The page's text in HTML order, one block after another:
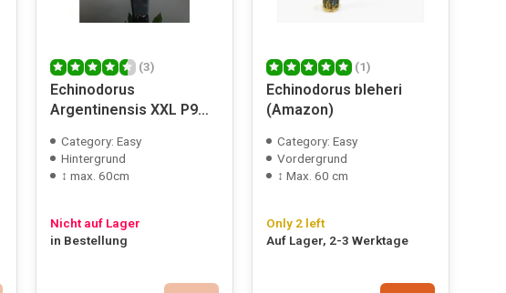
(3)
Echinodorus
Argentinensis XXL P9
Category: Easy
Hintergrund
↕ max. 60cm
Nicht auf Lager
in Bestellung
(1)
Echinodorus bleheri
(Amazon)
Category: Easy
Vordergrund
↕ Max. 60 cm
Only 2 left
Auf Lager, 2-3 Werktage